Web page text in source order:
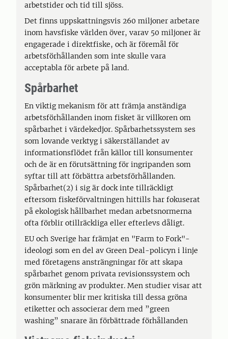
arbetstider och tid till sjöss.
Det finns uppskattningsvis 260 miljoner arbetare
inom havsfiske världen över, varav 50 miljoner är
engagerade i direktfiske, och är föremål för
arbetsförhållanden som inte skulle vara
acceptabla för arbete på land.
Spårbarhet
En viktig mekanism för att främja anständiga
arbetsförhållanden inom fisket är villkoren om
spårbarhet i värdekedjor. Spårbarhetssystem ses
som lovande verktyg i säkerställandet av
informationsflödet från källor till konsumenter
och de är en förutsättning för ingripanden som
syftar till att förbättra arbetsförhållanden.
Spårbarhet(2) i sig är dock inte tillräckligt
eftersom fiskeförvaltningen hittills har fokuserat
på ekologisk hållbarhet medan arbetsnormerna
ofta förblir otillräckliga eller efterlevs dåligt.
EU och Sverige har främjat en "Farm to Fork"-
ideologi som en del av Green Deal-policyn i linje
med företagens ansträngningar för att skapa
spårbarhet genom privata revisionssystem och
grön märkning av produkter. Men studier visar att
konsumenter blir mer kritiska till dessa gröna
etiketter och associerar dem med ”green
washing” snarare än förbättrade förhållanden